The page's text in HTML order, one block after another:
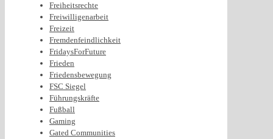
Freiheitsrechte
Freiwilligenarbeit
Freizeit
Fremdenfeindlichkeit
FridaysForFuture
Frieden
Friedensbewegung
FSC Siegel
Führungskräfte
Fußball
Gaming
Gated Communities